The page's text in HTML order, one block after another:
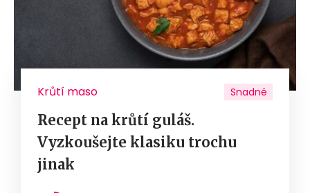
Krůtí maso Snadné
Recept na krůtí guláš.
Vyzkoušejte klasiku trochu
jinak